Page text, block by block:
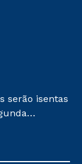
serão isentas
será de R$